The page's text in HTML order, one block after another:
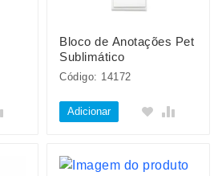
Bloco de Anotações Pet
Sublimático
Código: 14172
Adicionar